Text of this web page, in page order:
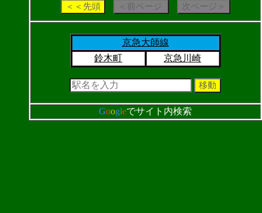
京急大師線
鈴木町
京急川崎
Googleでサイト内検索